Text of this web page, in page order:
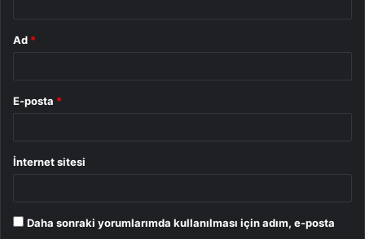
Ad *
E-posta *
İnternet sitesi
Daha sonraki yorumlarımda kullanılması için adım, e-posta